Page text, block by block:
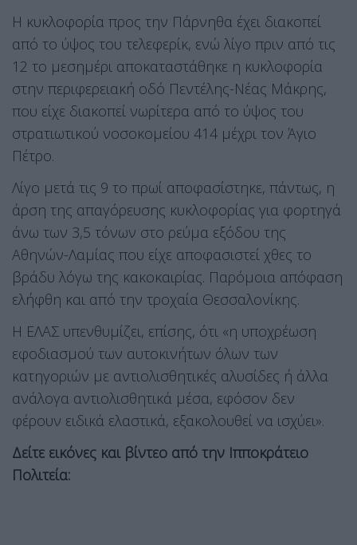
Η κυκλοφορία προς την Πάρνηθα έχει διακοπεί
από το ύψος του τελεφερίκ, ενώ λίγο πριν από τις
12 το μεσημέρι αποκαταστάθηκε η κυκλοφορία
στην περιφερειακή οδό Πεντέλης-Νέας Μάκρης,
που είχε διακοπεί νωρίτερα από το ύψος του
στρατιωτικού νοσοκομείου 414 μέχρι τον Άγιο
Πέτρο.
Λίγο μετά τις 9 το πρωί αποφασίστηκε, πάντως, η
άρση της απαγόρευσης κυκλοφορίας για φορτηγά
άνω των 3,5 τόνων στο ρεύμα εξόδου της
Αθηνών-Λαμίας που είχε αποφασιστεί χθες το
βράδυ λόγω της κακοκαιρίας. Παρόμοια απόφαση
ελήφθη και από την τροχαία Θεσσαλονίκης.
Η ΕΛΑΣ υπενθυμίζει, επίσης, ότι «η υποχρέωση
εφοδιασμού των αυτοκινήτων όλων των
κατηγοριών με αντιολισθητικές αλυσίδες ή άλλα
ανάλογα αντιολισθητικά μέσα, εφόσον δεν
φέρουν ειδικά ελαστικά, εξακολουθεί να ισχύει».
Δείτε εικόνες και βίντεο από την Ιπποκράτειο
Πολιτεία: